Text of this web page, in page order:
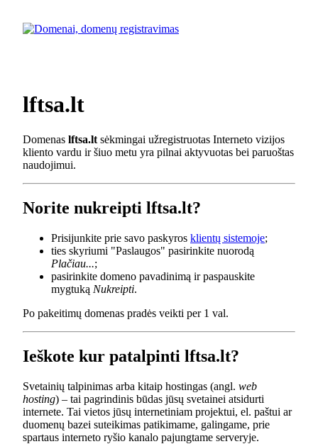
lftsa.lt
Domenas lftsa.lt sėkmingai užregistruotas Interneto vizijos
kliento vardu ir šiuo metu yra pilnai aktyvuotas bei paruoštas
naudojimui.
Norite nukreipti lftsa.lt?
Prisijunkite prie savo paskyros klientų sistemoje;
ties skyriumi "Paslaugos" pasirinkite nuorodą
Plačiau...;
pasirinkite domeno pavadinimą ir paspauskite
mygtuką Nukreipti.
Po pakeitimų domenas pradės veikti per 1 val.
Ieškote kur patalpinti lftsa.lt?
Svetainių talpinimas arba kitaip hostingas (angl. web
hosting) – tai pagrindinis būdas jūsų svetainei atsidurti
internete. Tai vietos jūsų internetiniam projektui, el. paštui ar
duomenų bazei suteikimas patikimame, galingame, prie
spartaus interneto ryšio kanalo pajungtame serveryje.